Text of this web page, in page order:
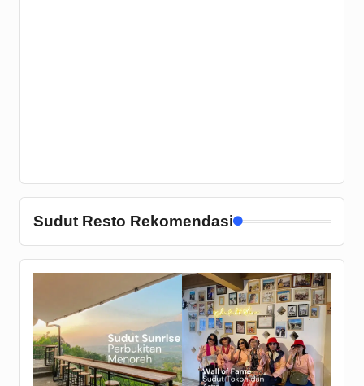
Sudut Resto Rekomendasi